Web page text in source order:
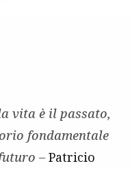
vita è il passato,
fondamentale
– Patricio